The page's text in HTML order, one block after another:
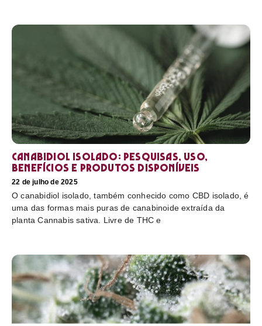
Canabidiol Isolado: pesquisas, uso,
benefícios e produtos disponíveis
22 de julho de 2025
O canabidiol isolado, também conhecido como CBD isolado, é
uma das formas mais puras de canabinoide extraída da
planta Cannabis sativa. Livre de THC e